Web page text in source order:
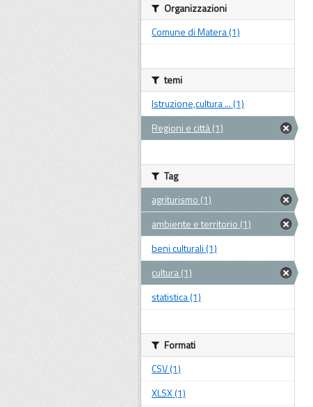
Organizzazioni
Comune di Matera (1)
temi
Istruzione,cultura ... (1)
Regioni e città (1)
Tag
agriturismo (1)
ambiente e territorio (1)
beni culturali (1)
cultura (1)
statistica (1)
Formati
CSV (1)
XLSX (1)